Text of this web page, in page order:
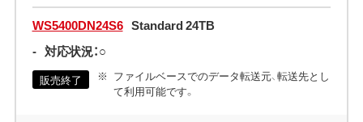
WS5400DN24S6 Standard 24TB
- 対応状況：○
販売終了
ファイルベースでのデータ転送元、転送先とし
て利用可能です。